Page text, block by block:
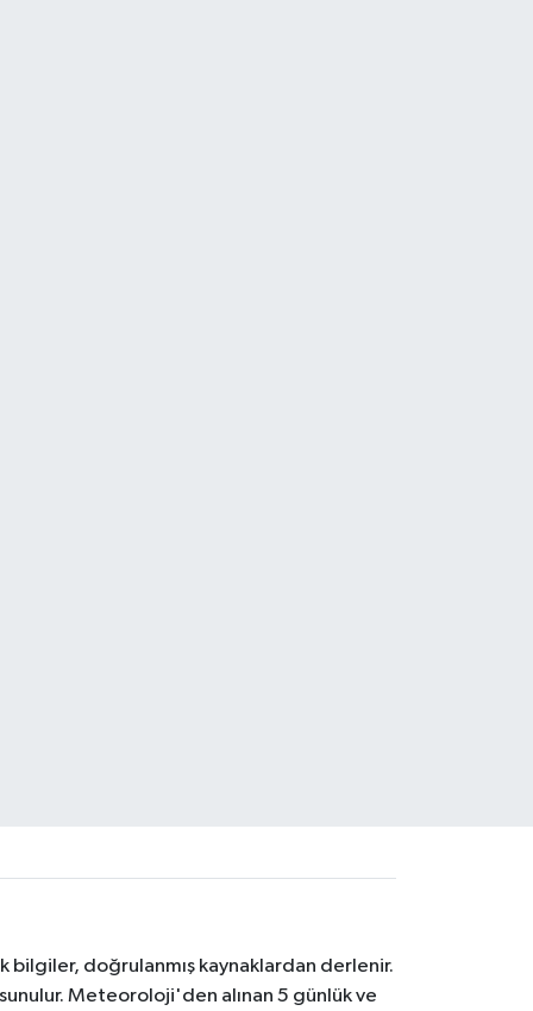
bilgiler, doğrulanmış kaynaklardan derlenir.
Meteoroloji'den alınan 5 günlük ve